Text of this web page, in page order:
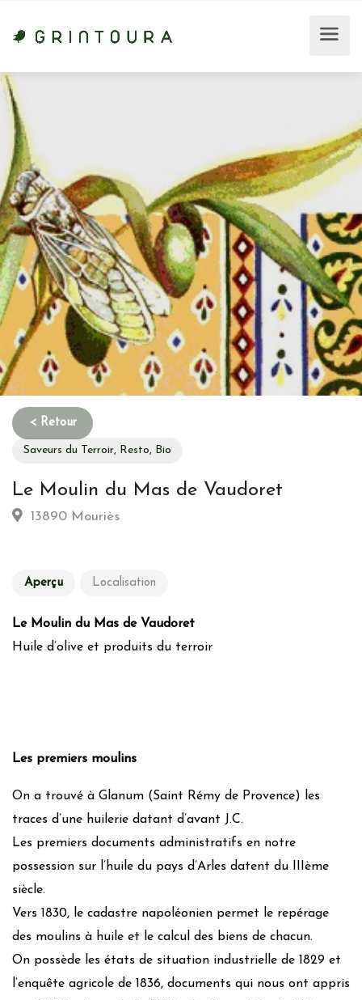
Saveurs du Terroir, Resto, Bio
Le Moulin du Mas de Vaudoret
13890 Mouriès
Aperçu Localisation
Le Moulin du Mas de Vaudoret
Huile d’olive et produits du terroir
Les premiers moulins
On a trouvé à Glanum (Saint Rémy de Provence) les
traces d’une huilerie datant d’avant J.C.
Les premiers documents administratifs en notre
possession sur l’huile du pays d’Arles datent du IIIème
siècle.
Vers 1830, le cadastre napoléonien permet le repérage
des moulins à huile et le calcul des biens de chacun.
On possède les états de situation industrielle de 1829 et
l’enquête agricole de 1836, documents qui nous ont appris